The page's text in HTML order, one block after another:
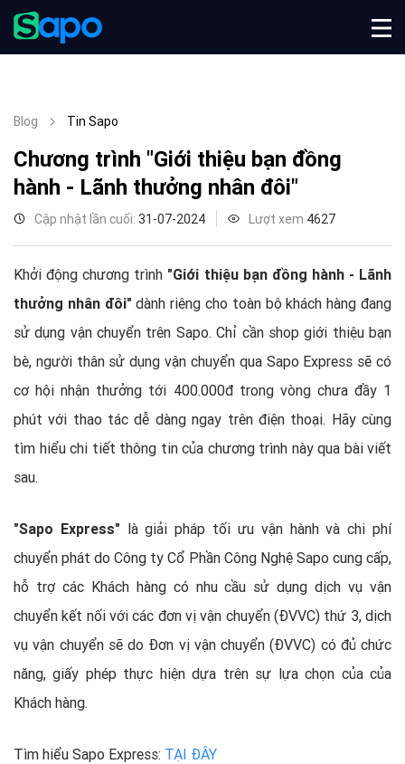
Blog Tin Sapo
Chương trình "Giới thiệu bạn đồng
hành - Lãnh thưởng nhân đôi"
Cập nhật lần cuối: 31-07-2024 Lượt xem 4627
Khởi động chương trình "Giới thiệu bạn đồng hành - Lãnh
thưởng nhân đôi" dành riêng cho toàn bộ khách hàng đang
sử dụng vận chuyển trên Sapo. Chỉ cần shop giới thiệu bạn
bè, người thân sử dụng vận chuyển qua Sapo Express sẽ có
cơ hội nhận thưởng tới 400.000đ trong vòng chưa đầy 1
phút với thao tác dễ dàng ngay trên điện thoại. Hãy cùng
tìm hiểu chi tiết thông tin của chương trình này qua bài viết
sau.
"Sapo Express" là giải pháp tối ưu vận hành và chi phí
chuyển phát do Công ty Cổ Phần Công Nghệ Sapo cung cấp,
hỗ trợ các Khách hàng có nhu cầu sử dụng dịch vụ vận
chuyển kết nối với các đơn vị vận chuyển (ĐVVC) thứ 3, dịch
vụ vận chuyển sẽ do Đơn vị vận chuyển (ĐVVC) có đủ chức
năng, giấy phép thực hiện dựa trên sự lựa chọn của của
Khách hàng.
Tìm hiểu Sapo Express: TẠI ĐÂY